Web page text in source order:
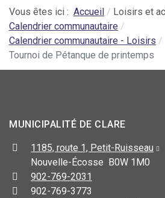
Vous êtes ici : Accueil
Loisirs et
Calendrier communautaire
Calendrier communautaire - Loisirs
Tournoi de Pétanque de printemps
MUNICIPALITÉ DE CLARE
1185, route 1, Petit-Ruisseau
Nouvelle-Écosse B0W 1M0
902-769-2031
902-769-3773